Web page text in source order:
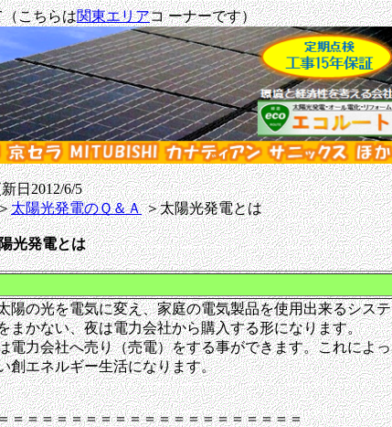
こちらは関東エリアコ ーナーです）
日2012/6/5
太陽光発電のＱ＆Ａ＞太陽光発電とは
光発電とは
の光を電気に変え、家庭の電気製品を使用出来るシステ
かない、夜は電力会社から購入する形になります。
力会社へ売り（売電）をする事ができます。これによっ
創エネルギー生活になります。
＝＝＝＝＝＝＝＝＝＝＝＝＝＝＝＝＝＝＝＝